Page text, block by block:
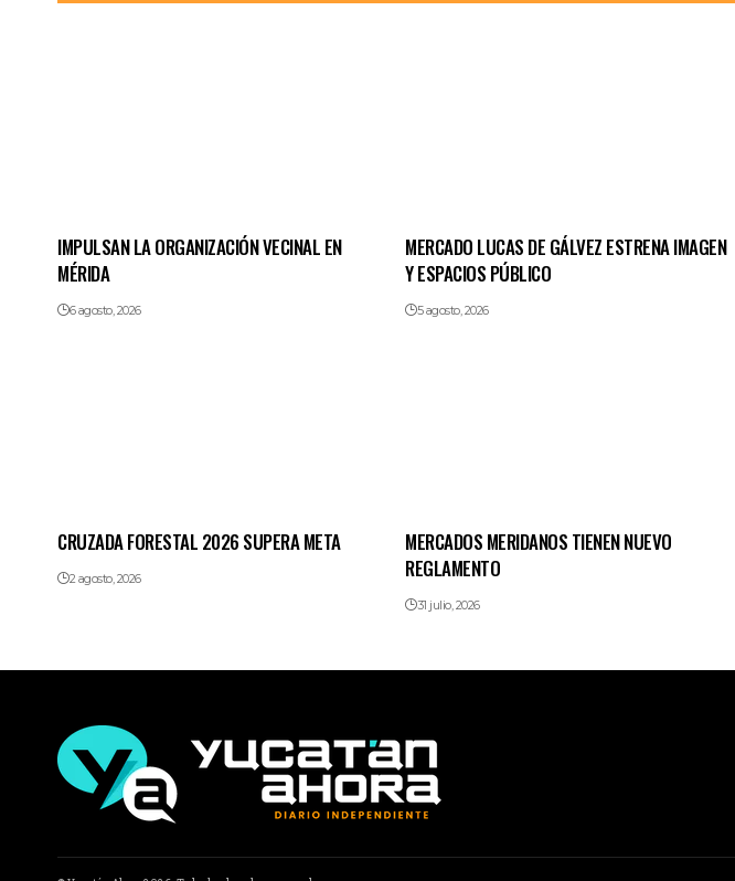
IMPULSAN LA ORGANIZACIÓN VECINAL EN
MÉRIDA
6 agosto, 2026
MERCADO LUCAS DE GÁLVEZ ESTRENA IMAGEN
Y ESPACIOS PÚBLICO
5 agosto, 2026
CRUZADA FORESTAL 2026 SUPERA META
2 agosto, 2026
MERCADOS MERIDANOS TIENEN NUEVO
REGLAMENTO
31 julio, 2026